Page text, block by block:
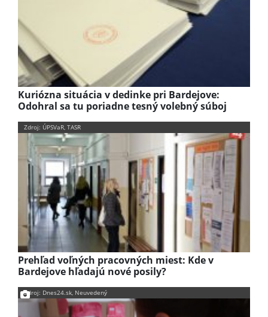
Kuriózna situácia v dedinke pri Bardejove:
Odohral sa tu poriadne tesný volebný súboj
Zdroj: ÚPSVaR, TASR
Prehľad voľných pracovných miest: Kde v
Bardejove hľadajú nové posily?
Zdroj: Dnes24.sk, Neuvedený